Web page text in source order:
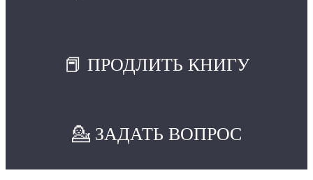
📕 ПРОДЛИТЬ КНИГУ
💁 ЗАДАТЬ ВОПРОС